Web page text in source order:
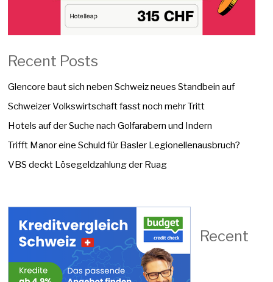
Recent Posts
Glencore baut sich neben Schweiz neues Standbein auf
Schweizer Volkswirtschaft fasst noch mehr Tritt
Hotels auf der Suche nach Golfarabern und Indern
Trifft Manor eine Schuld für Basler Legionellenausbruch?
VBS deckt Lösegeldzahlung der Ruag
Recent